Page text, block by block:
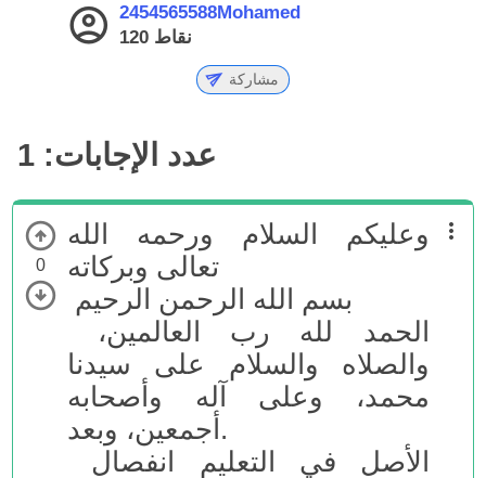
2454565588Mohamed
120 نقاط
مشاركة
عدد الإجابات: 1
0
وعليكم السلام ورحمه الله
تعالى وبركاته
بسم الله الرحمن الرحيم
والصلاه والسلام على سيدنا
محمد، وعلى آله وأصحابه
أجمعين، وبعد.